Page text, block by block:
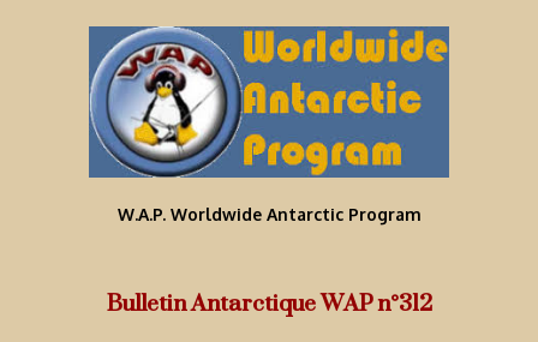
W.A.P. Worldwide Antarctic Program
Bulletin Antarctique WAP n°312